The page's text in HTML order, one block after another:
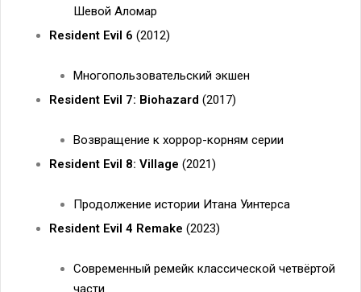
Шевой Аломар
Resident Evil 6 (2012)
Многопользовательский экшен
Resident Evil 7: Biohazard (2017)
Возвращение к хоррор-корням серии
Resident Evil 8: Village (2021)
Продолжение истории Итана Уинтерса
Resident Evil 4 Remake (2023)
Современный ремейк классической четвёртой
части